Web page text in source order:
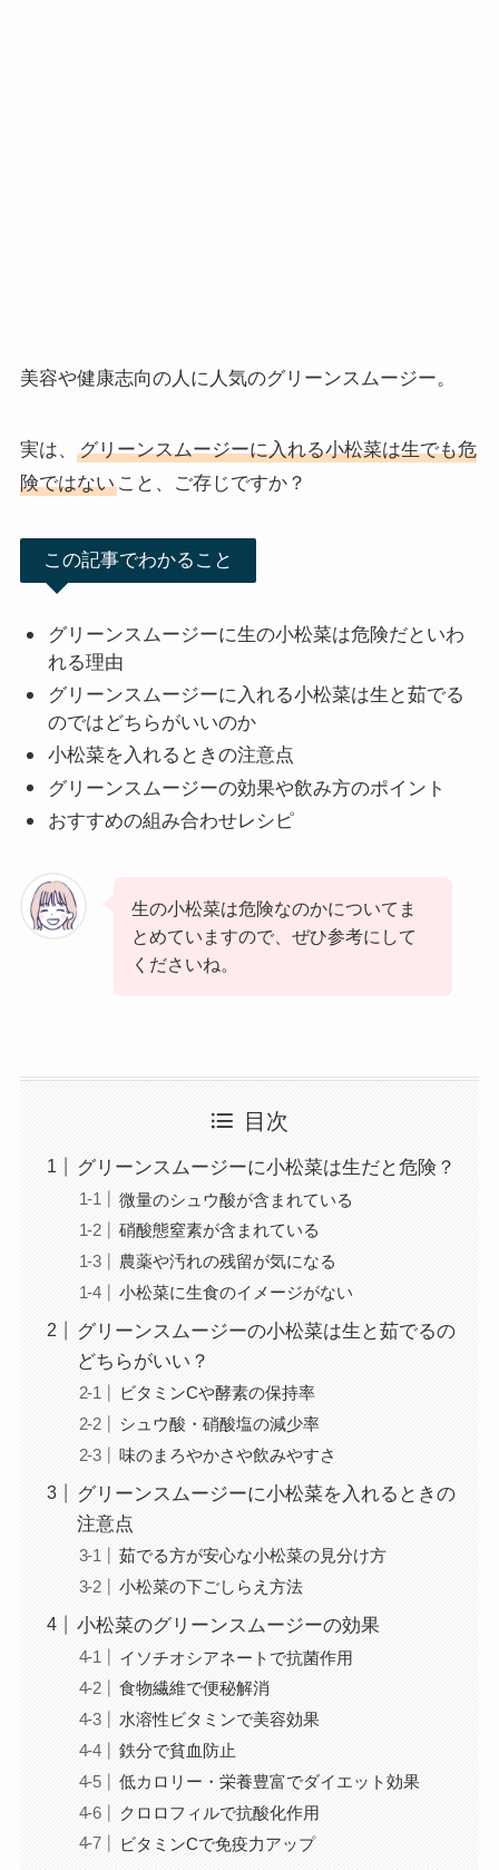
美容や健康志向の人に人気のグリーンスムージー。
実は、
グリーンスムージーに入れる小松菜は生でも危
険ではないこと、ご存じですか？
この記事でわかること
グリーンスムージーに生の小松菜は危険だといわ
れる理由
グリーンスムージーに入れる小松菜は生と茹でる
のではどちらがいいのか
小松菜を入れるときの注意点
グリーンスムージーの効果や飲み方のポイント
おすすめの組み合わせレシピ
生の小松菜は危険なのかについてま
とめていますので、ぜひ参考にして
くださいね。
目次
グリーンスムージーに小松菜は生だと危険？
微量のシュウ酸が含まれている
硝酸態窒素が含まれている
農薬や汚れの残留が気になる
小松菜に生食のイメージがない
グリーンスムージーの小松菜は生と茹でるの
どちらがいい？
ビタミンCや酵素の保持率
シュウ酸・硝酸塩の減少率
味のまろやかさや飲みやすさ
グリーンスムージーに小松菜を入れるときの
注意点
茹でる方が安心な小松菜の見分け方
小松菜の下ごしらえ方法
小松菜のグリーンスムージーの効果
イソチオシアネートで抗菌作用
食物繊維で便秘解消
水溶性ビタミンで美容効果
鉄分で貧血防止
低カロリー・栄養豊富でダイエット効果
クロロフィルで抗酸化作用
ビタミンCで免疫力アップ